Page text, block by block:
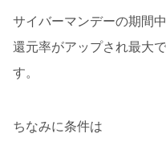
サイバーマンデーの期間
還元率がアップされ最大で
す。
ちなみに条件は